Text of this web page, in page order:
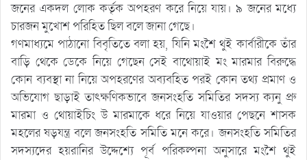
জনের একদল লোক কর্তৃক অপহরণ করে নিয়ে যায়। ৯ জনের মধ্যে
চারজন মুখোশ পরিহিত ছিল বলে জানা গেছে।
গণমাধ্যমে পাঠানো বিবৃতিতে বলা হয়, যিনি মংশৈ থুই কার্বারীকে তাঁর
বাড়ি থেকে ডেকে নিয়ে গেছেন সেই বাথোয়াই মং মারমার বিরুদ্ধে
কোন ব্যবস্থা না নিয়ে অপহরণের অব্যবহিত পরই কোন তথ্য প্রমাণ ও
অভিযোগ ছাড়াই তাৎক্ষণিকভাবে জনসংহতি সমিতির সদস্য ক্যনু প্রু
মারমা ও থোয়াইচিং উ মারমাকে ধরে নিয়ে যাওয়ার পেছনে শাসক
মহলের ষড়যন্ত্র বলে জনসংহতি সমিতি মনে করে। জনসংহতি সমিতির
সদস্যদের হয়রানির উদ্দেশ্যে পূর্ব পরিকল্পনা অনুসারে মংশৈ থুই